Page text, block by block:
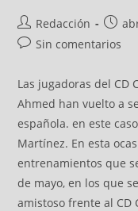
Redacción
Sin comentarios
Las jugadoras del CD
Ahmed han vuelto a
española. en este
Martínez. En esta
entrenamientos que
de mayo, en los que
amistoso frente al CD